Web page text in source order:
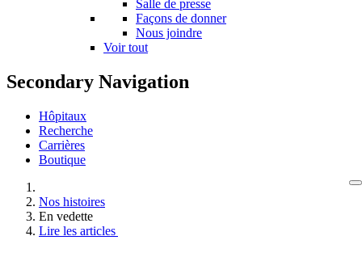
Salle de presse
Façons de donner
Nous joindre
Voir tout
Secondary Navigation
Hôpitaux
Recherche
Carrières
Boutique
Nos histoires
En vedette
Lire les articles